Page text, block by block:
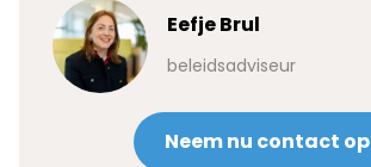
Eefje Brul
beleidsadviseur
Neem nu contact op